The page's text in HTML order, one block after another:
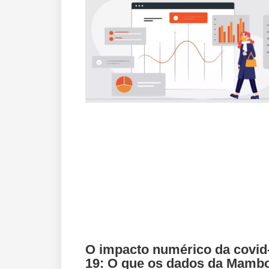
O impacto numérico da
19: O que os dados da